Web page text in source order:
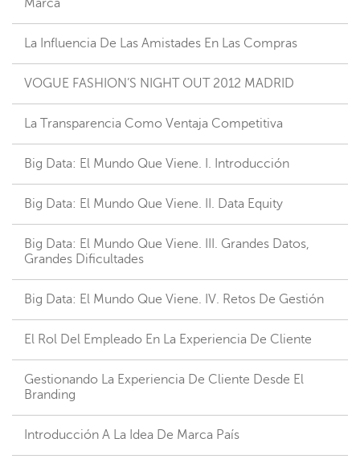
Marca
La Influencia De Las Amistades En Las Compras
VOGUE FASHION’S NIGHT OUT 2012 MADRID
La Transparencia Como Ventaja Competitiva
Big Data: El Mundo Que Viene. I. Introducción
Big Data: El Mundo Que Viene. II. Data Equity
Big Data: El Mundo Que Viene. III. Grandes Datos,
Grandes Dificultades
Big Data: El Mundo Que Viene. IV. Retos De Gestión
El Rol Del Empleado En La Experiencia De Cliente
Gestionando La Experiencia De Cliente Desde El
Branding
Introducción A La Idea De Marca País